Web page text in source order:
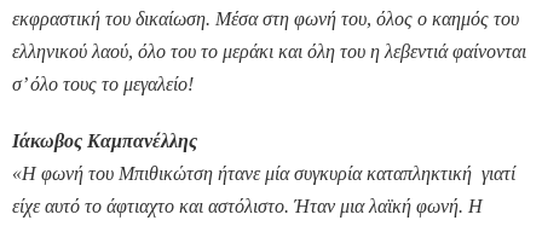
εκφραστική του δικαίωση. Μέσα στη φωνή του, όλος ο καημός του
ελληνικού λαού, όλο του το μεράκι και όλη του η λεβεντιά φαίνονται
σ’ όλο τους το μεγαλείο!
Ιάκωβος Καμπανέλλης
«Η φωνή του Μπιθικώτση ήτανε μία συγκυρία καταπληκτική γιατί
είχε αυτό το άφτιαχτο και αστόλιστο. Ήταν μια λαϊκή φωνή. Η